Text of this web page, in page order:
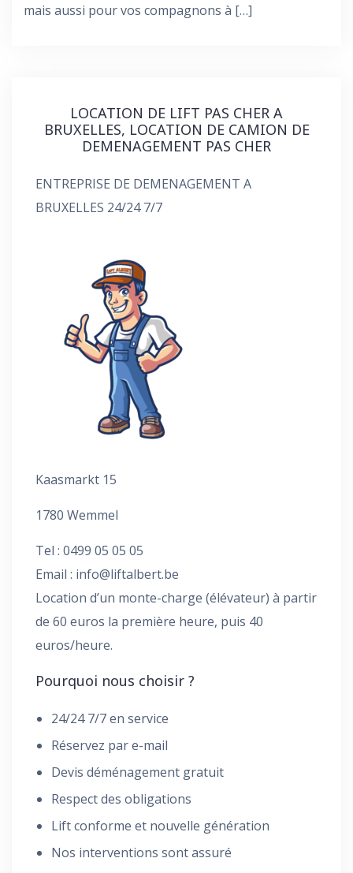
mais aussi pour vos compagnons à […]
LOCATION DE LIFT PAS CHER A
BRUXELLES, LOCATION DE CAMION DE
DEMENAGEMENT PAS CHER
ENTREPRISE DE DEMENAGEMENT A
BRUXELLES 24/24 7/7
Kaasmarkt 15
1780 Wemmel
Tel : 0499 05 05 05
Email : info@liftalbert.be
Location d’un monte-charge (élévateur) à partir
de 60 euros la première heure, puis 40
euros/heure.
Pourquoi nous choisir ?
24/24 7/7 en service
Réservez par e-mail
Devis déménagement gratuit
Respect des obligations
Lift conforme et nouvelle génération
Nos interventions sont assuré